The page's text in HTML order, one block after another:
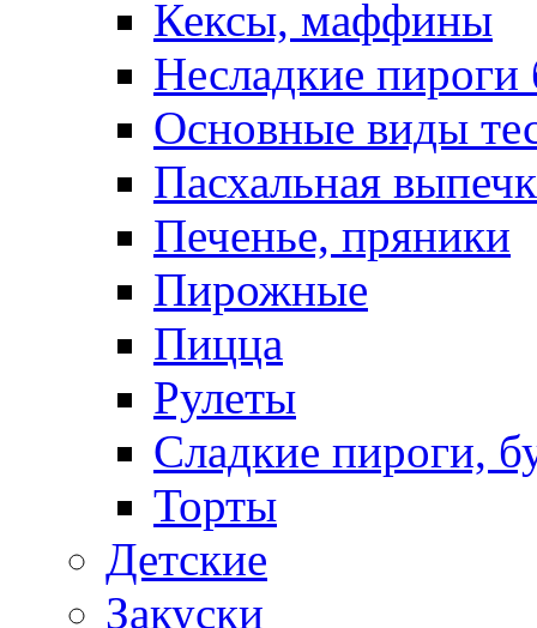
Кексы, маффины
Несладкие пироги
Основные виды
Пасхальная
Печенье, пряники
Пирожные
Пицца
Рулеты
Сладкие пироги,
Торты
Детские
Закуски